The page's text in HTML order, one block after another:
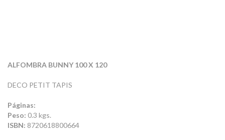
ALFOMBRA BUNNY 100 X 120
DECO PETIT TAPIS
Páginas:
Peso: 0.3 kgs.
ISBN: 8720618800664